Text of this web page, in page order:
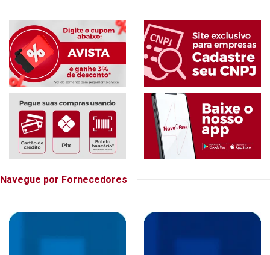
Navegue por Fornecedores